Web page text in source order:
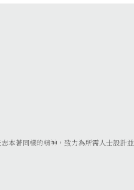
本著同樣的精神，致力為所需人士設計並